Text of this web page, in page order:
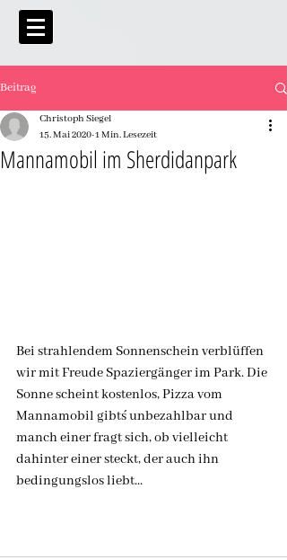
Beitrag
Mannamobil im Sherdidanpark
Christoph Siegel
15. Mai 2020 1 Min. Lesezeit
Bei strahlendem Sonnenschein verblüffen
wir mit Freude Spaziergänger im Park. Die
Sonne scheint kostenlos, Pizza vom
Mannamobil gibt´s unbezahlbar und
manch einer fragt sich, ob vielleicht
dahinter einer steckt, der auch ihn
bedingungslos liebt...